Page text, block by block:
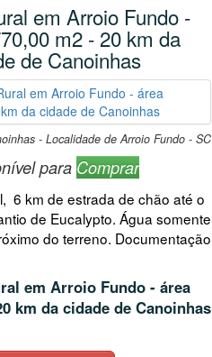
em Arroio Fundo -
m2 - 20 km da
de Canoinhas
- Localidade de Arroio Fundo - SC
para Comprar
6 km de estrada de chão até o
de Eucalypto. Água somente
do terreno. Documentação
em Arroio Fundo - área
km da cidade de Canoinhas